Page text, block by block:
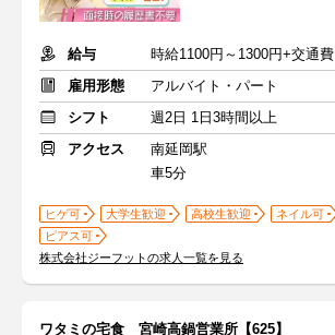
給与
時給1100円～1300円+交通費
雇用形態
アルバイト・パート
シフト
週2日 1日3時間以上
アクセス
南延岡駅
車5分
ヒゲ可 大学生歓迎 高校生歓迎
ネイル可
ピアス可
株式会社ジーフットの求人一覧を見る
ワタミの宅食 宮崎高鍋営業所【625】